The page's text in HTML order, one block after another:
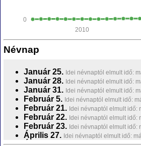
0
2010
Névnap
Január 25. Idei névnaptól elmult idő:
Január 28. Idei névnaptól elmult idő:
Január 31. Idei névnaptól elmult idő:
Február 5. Idei névnaptól elmult idő:
Február 21. Idei névnaptól elmult idő:
Február 22. Idei névnaptól elmult idő:
Február 23. Idei névnaptól elmult idő:
Április 27. Idei névnaptól elmult idő:
Április 28.